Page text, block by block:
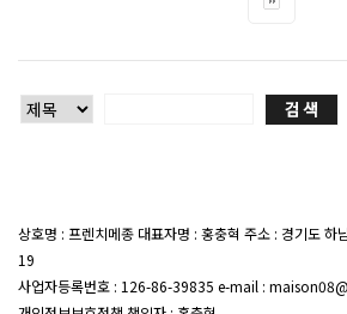
상호명 : 프렌치메종 대표자명 : 홍충혁 주소 : 경기도
19
사업자등록번호 : 126-86-39835 e-mail :